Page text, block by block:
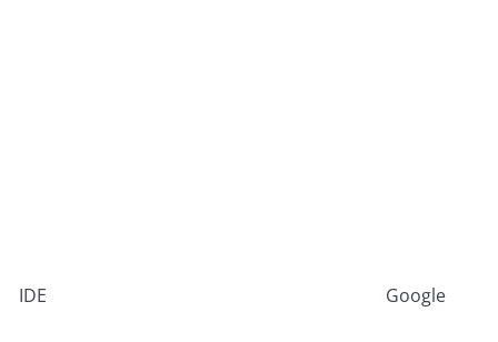
IDE Google